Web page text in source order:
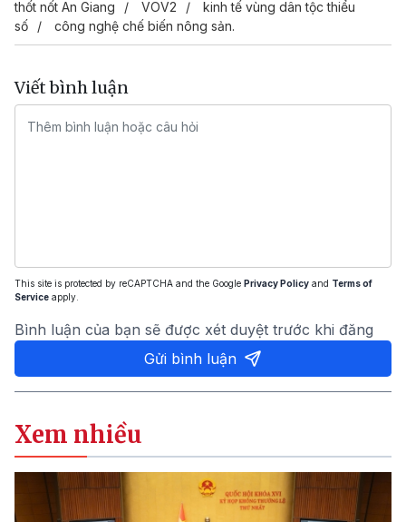
thốt nốt An Giang
VOV2
kinh tế vùng dân tộc thiểu
số
công nghệ chế biến nông sản.
Viết bình luận
This site is protected by reCAPTCHA and the Google Privacy Policy and Terms of
Service apply.
Bình luận của bạn sẽ được xét duyệt trước khi đăng
Gửi bình luận
Xem nhiều